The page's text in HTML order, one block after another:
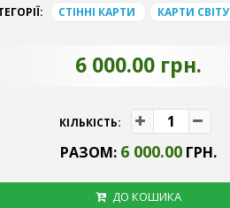
СТІННІ КАРТИ КАРТИ СВІТУ
6 000.00 грн.
КІЛЬКІСТЬ:
РАЗОМ: 6 000.00ГРН.
ДО КОШИКА